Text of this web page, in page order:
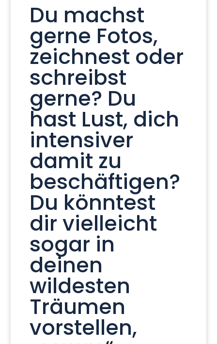
Du machst
gerne Fotos,
zeichnest oder
schreibst
gerne? Du
hast Lust, dich
intensiver
damit zu
beschäftigen?
Du könntest
dir vielleicht
sogar in
deinen
wildesten
Träumen
vorstellen,